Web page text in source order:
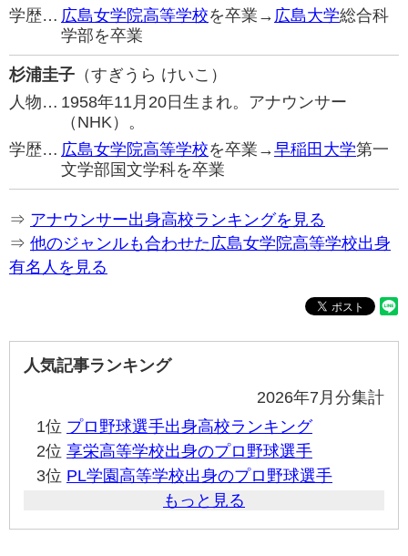
学歴… 広島女学院高等学校を卒業→ 広島大学総合科
学部を卒業
杉浦圭子 （すぎうら けいこ）
人物… 1958年11月20日生まれ。アナウンサー
（NHK）。
学歴… 広島女学院高等学校を卒業→早稲田大学第一
文学部国文学科を卒業
⇒ アナウンサー出身高校ランキングを見る
⇒ 他のジャンルも合わせた広島女学院高等学校出身
有名人を見る
人気記事ランキング
2026年7月分集計
1位 プロ野球選手出身高校ランキング
2位 享栄高等学校出身のプロ野球選手
3位 PL学園高等学校出身のプロ野球選手
もっと見る